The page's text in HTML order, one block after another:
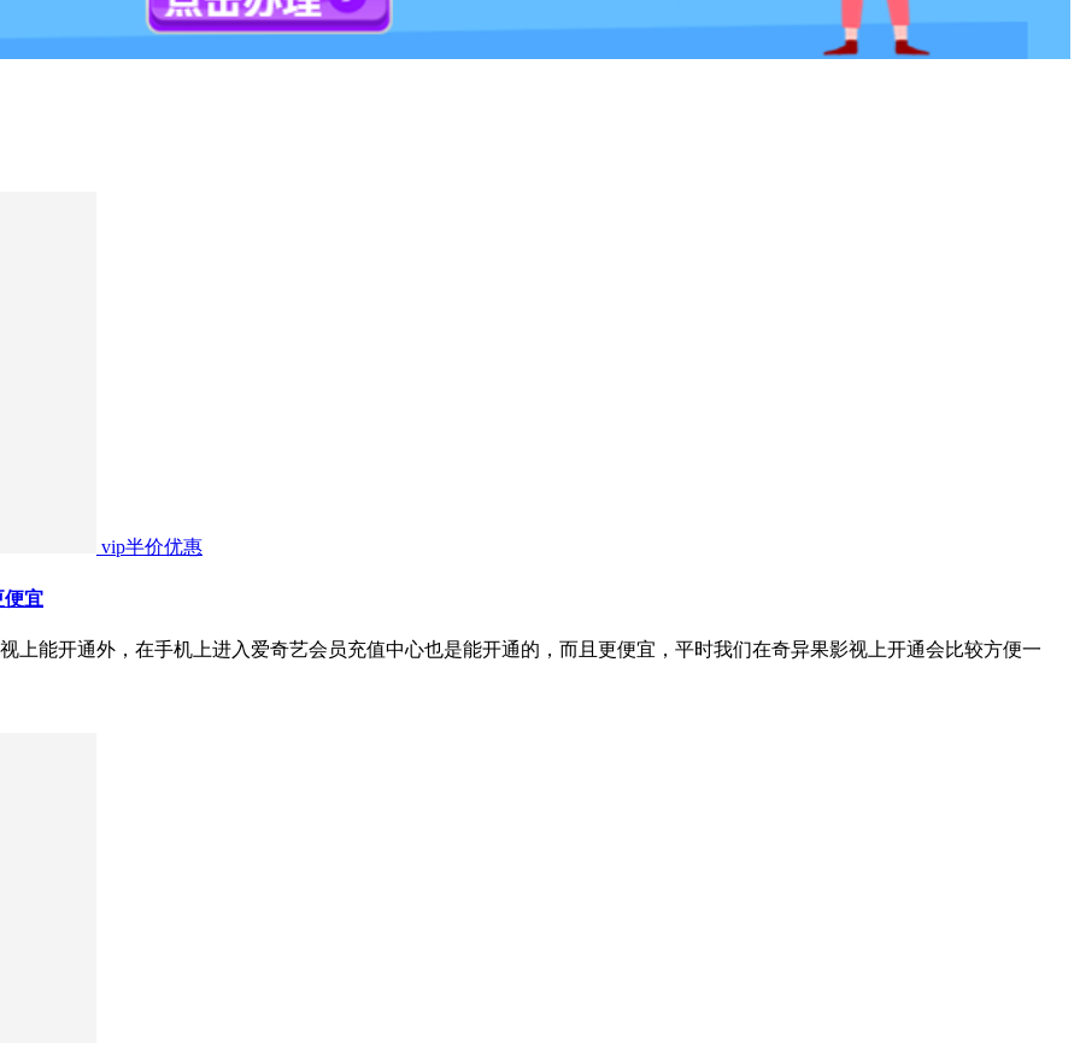
vip半价优惠
便宜
上能开通外，在手机上进入爱奇艺会员充值中心也是能开通的，而且更便宜，平时我们在奇异果影视上开通会比较方便一